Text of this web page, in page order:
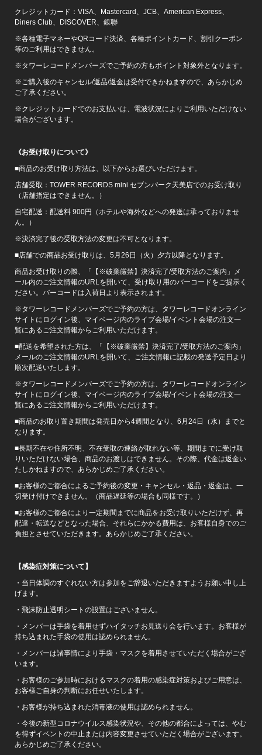
クレジットカード：VISA、Mastercard、JCB、American Express、
Diners Club、DISCOVER、銀聯
※各種電子マネーやQRコード決済、各種ポイントカード、割引クーポン
等のご利用はできません。
※タワーレコードメンバーズでご予約の方もポイント対象外となります。
※ご購入後のキャンセル/返品/返金は受付できかねますので、あらかじめ
ご了承ください。
※クレジットカードでのお支払いは、電波状況によりご利用いただけない
場合がございます。
《お受け取りについて》
■商品のお受け取り方法は、以下からお選びいただけます。
店舗受取：TOWER RECORDS mini セブンパーク天美店でのお受け取り
（店舗指定はできません。）
自宅配送：配送料 900円（ホテルや海外などへの発送は承っておりませ
ん。）
※決済完了後の受取方法の変更は不可となります。
■店舗での商品お受け取りは、5月26日（火）夕方以降となります。
商品お受け取りの際、「【※破棄厳禁】決済完了/受取方法のご案内」メ
ール内のご注文情報のURLを開いて、受け取り用のバーコードをご提示く
ださい。バーコードは入荷日より表示されます。
※タワーレコードメンバーズでご予約の方は、タワーレコードオンライン
サイトにログイン後、マイページ内のライブ会場/イベント会場の注文一
覧にあるご注文情報からご利用いただけます。
■配送を希望された方は、「【※破棄厳禁】決済完了/受取方法のご案内」
メールのご注文情報のURLを開いて、ご注文情報に記載の発送予定日より
順次配送いたします。
※タワーレコードメンバーズでご予約の方は、タワーレコードオンライン
サイトにログイン後、マイページ内のライブ会場/イベント会場の注文一
覧にあるご注文情報からご利用いただけます。
■商品のお取り置き期間は発売日から4週間となり、6月24日（水）までと
なります。
■長期不在や住所不明、不在受取の連絡が取れない等、期間までに受け取
りいただけない場合、商品のお渡しはできません。その際、代金は返金い
たしかねますので、あらかじめご了承ください。
■お客様のご都合によるご予約後の変更・キャンセル・返品・返金は、一
切受け付けできません。（商品遅延等の場合も同様です。）
■お客様のご都合により一定期間までに商品をお受け取りいただけず、再
配達・転送などとなった場合、それらにかかる費用は、お客様自身でのご
負担とさせていただきます。あらかじめご了承ください。
【感染症対策について】
・当日体調のすぐれない方は参加をご辞退いただきますようお願い申し上
げます。
・飛沫防止透明シートの設置はございません。
・メンバーは手袋を着用せずハイタッチお見送り会を行います。お客様が
持ち込まれた手袋の使用は認められません。
・メンバーは諸事情により手袋・マスクを着用させていただく場合がござ
います。
・お客様のご参加時におけるマスクの着用の感染症対策およびご用意は、
お客様ご自身の判断にお任せいたします。
・お客様が持ち込まれた消毒液の使用は認められません。
・今後の新型コロナウイルス感染状況や、その他の都合によっては、やむ
を得ずイベントの中止または内容変更させていただく場合がございます。
あらかじめご了承ください。